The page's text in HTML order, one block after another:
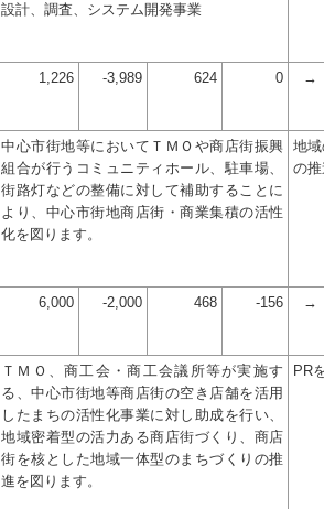
設計、調査、システム開発事業
1,226 -3,989 624 0 →
中心市街地等においてＴＭＯや商店街振興
組合が行うコミュニティホール、駐車場、
街路灯などの整備に対して補助することに
より、中心市街地商店街・商業集積の活性
化を図ります。
地域
の推
6,000 -2,000 468 -156 →
ＴＭＯ、商工会・商工会議所等が実施す
る、中心市街地等商店街の空き店舗を活用
したまちの活性化事業に対し助成を行い、
地域密着型の活力ある商店街づくり、商店
街を核とした地域一体型のまちづくりの推
進を図ります。
PRを